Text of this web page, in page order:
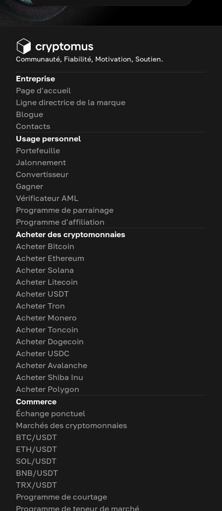
Communauté, Fiabilité, Motivation, Soutien.
Entreprise
Page d'accueil
Ligne directrice de la marque
Blogue
Contacts
Usage personnel
Portefeuille
Jalonnement
Convertisseur
Gagner
Vérificateur AML
Programme de parrainage
Programme d'affiliation
Acheter des cryptomonnaies
Acheter Bitcoin
Acheter Ethereum
Acheter Solana
Acheter Litecoin
Acheter USDT
Acheter Tron
Acheter Monero
Acheter Toncoin
Acheter Dogecoin
Acheter USDC
Acheter Avalanche
Acheter Shiba Inu
Acheter Polygon
Commerce
Échange ponctuel
Marchés des cryptomonnaies
BTC/USDT
ETH/USDT
SOL/USDT
BNB/USDT
TRX/USDT
Programme de courtage
Programme de teneur de marché